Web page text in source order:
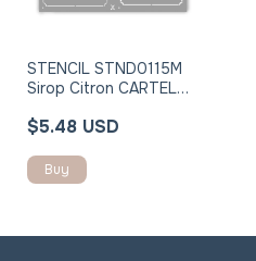
STENCIL STND0115M
Sirop Citron CARTEL
$5.48 USD
Buy